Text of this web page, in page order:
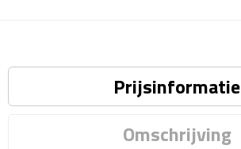
Prijsinformatie
Omschrijving